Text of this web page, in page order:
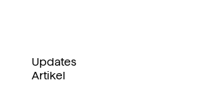
Updates
Artikel